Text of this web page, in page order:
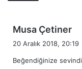
Musa Çetiner
i
20 Aralık 2018, 20:19
Beğendiğinize